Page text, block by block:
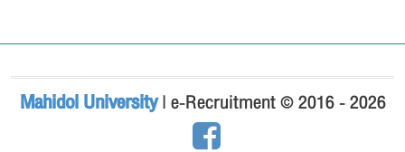
Mahidol University| e-Recruitment © 2016 - 2026